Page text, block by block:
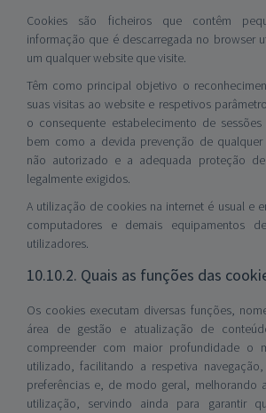
Cookies são ficheiros que contêm
informação que é descarregada no browser
um qualquer website que visite.
Têm como principal objetivo o
suas visitas ao website e respetivos
o consequente estabelecimento de
bem como a devida prevenção de
não autorizado e a adequada proteção
legalmente exigidos.
A utilização de cookies na internet é usual e
computadores e demais equipamentos
utilizadores.
10.10.2. Quais as funções das
Os cookies executam diversas funções,
área de gestão e atualização de
compreender com maior profundidade o
utilizado, facilitando a respetiva
preferências e, de modo geral, melhorando
utilização, servindo ainda para garantir